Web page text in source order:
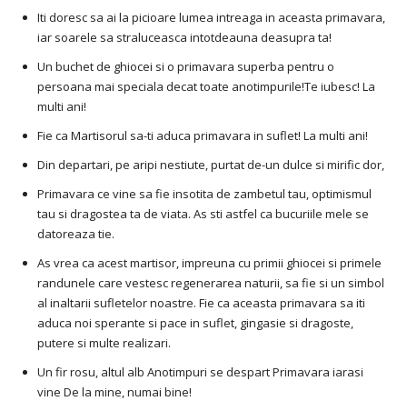
Iti doresc sa ai la picioare lumea intreaga in aceasta primavara,
iar soarele sa straluceasca intotdeauna deasupra ta!
Un buchet de ghiocei si o primavara superba pentru o
persoana mai speciala decat toate anotimpurile!Te iubesc! La
multi ani!
Fie ca Martisorul sa-ti aduca primavara in suflet! La multi ani!
Din departari, pe aripi nestiute, purtat de-un dulce si mirific dor,
Primavara ce vine sa fie insotita de zambetul tau, optimismul
tau si dragostea ta de viata. As sti astfel ca bucuriile mele se
datoreaza tie.
As vrea ca acest martisor, impreuna cu primii ghiocei si primele
randunele care vestesc regenerarea naturii, sa fie si un simbol
al inaltarii sufletelor noastre. Fie ca aceasta primavara sa iti
aduca noi sperante si pace in suflet, gingasie si dragoste,
putere si multe realizari.
Un fir rosu, altul alb Anotimpuri se despart Primavara iarasi
vine De la mine, numai bine!